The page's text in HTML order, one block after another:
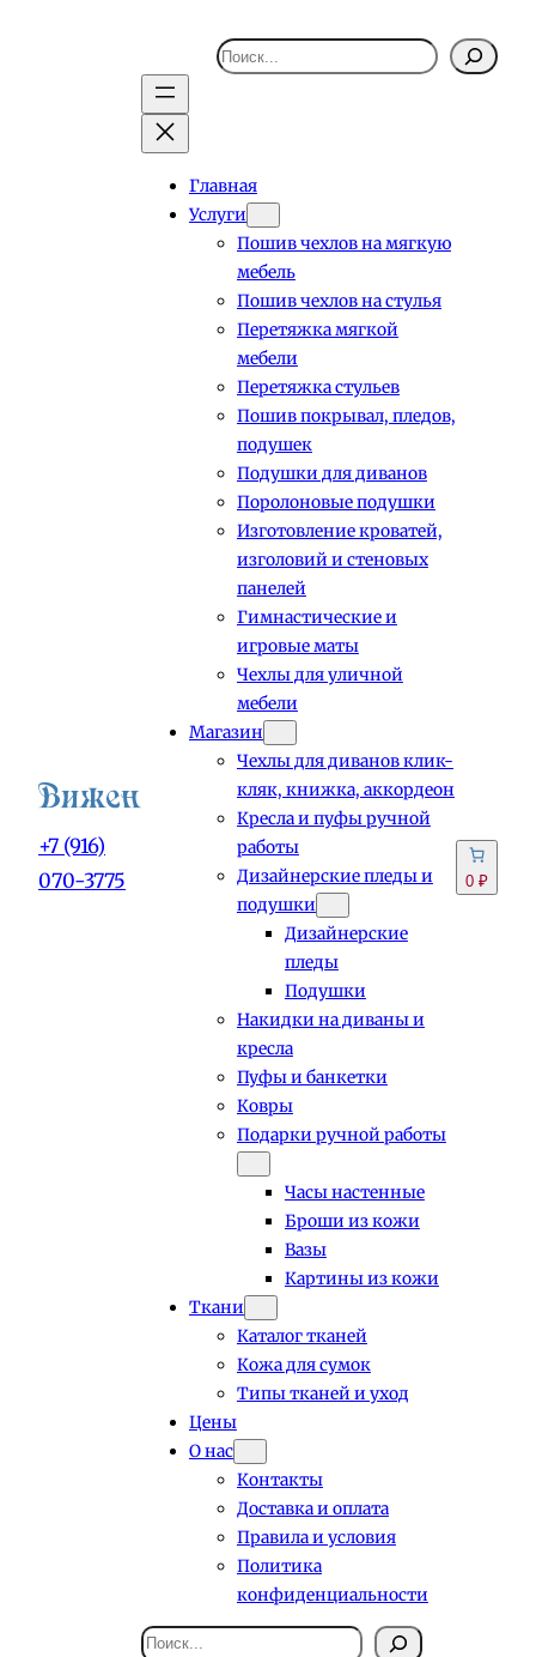
+7 (916)
070-3775
Поиск
Главная
Услуги
Пошив чехлов на мягкую
мебель
Пошив чехлов на стулья
Перетяжка мягкой
мебели
Перетяжка стульев
Пошив покрывал, пледов,
подушек
Подушки для диванов
Поролоновые подушки
Изготовление кроватей,
изголовий и стеновых
панелей
Гимнастические и
игровые маты
Чехлы для уличной
мебели
Магазин
Чехлы для диванов клик-
кляк, книжка, аккордеон
Кресла и пуфы ручной
работы
Дизайнерские пледы и
подушки
Дизайнерские
пледы
Подушки
Накидки на диваны и
кресла
Пуфы и банкетки
Ковры
Подарки ручной работы
Часы настенные
Броши из кожи
Вазы
Картины из кожи
Ткани
Каталог тканей
Кожа для сумок
Типы тканей и уход
Цены
О нас
Контакты
Доставка и оплата
Правила и условия
Политика
конфиденциальности
Поиск
0 ₽